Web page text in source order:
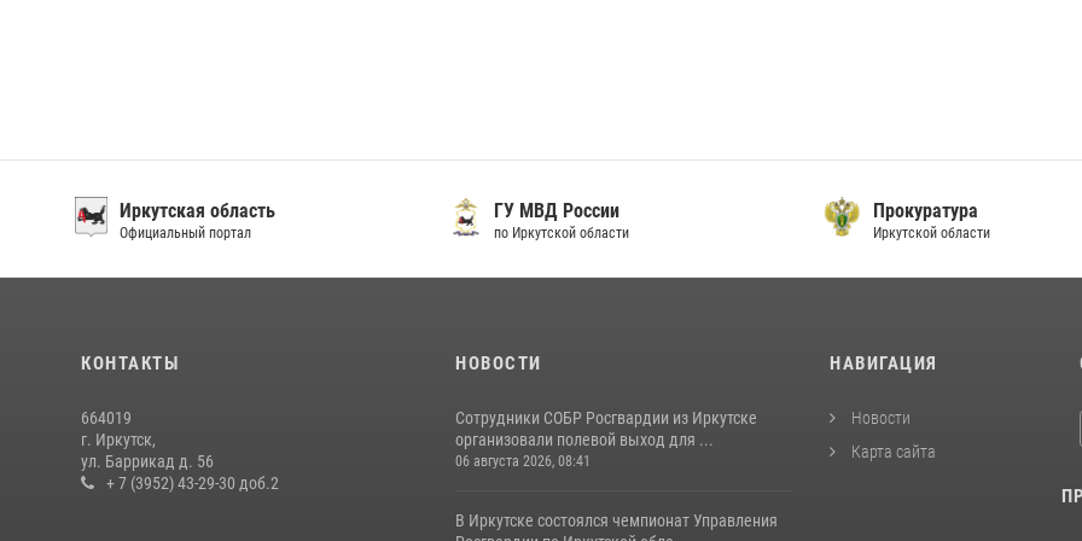
Иркутская область
Официальный портал
ГУ МВД России
по Иркутской области
Прокуратура
Иркутской области
КОНТАКТЫ
664019
г. Иркутск,
ул. Баррикад д. 56
+ 7 (3952) 43-29-30 доб.2
НОВОСТИ
Сотрудники СОБР Росгвардии из Иркутске
организовали полевой выход для ...
06 августа 2026, 08:41
В Иркутске состоялся чемпионат Управления
НАВИГАЦИЯ
Новости
Карта сайта